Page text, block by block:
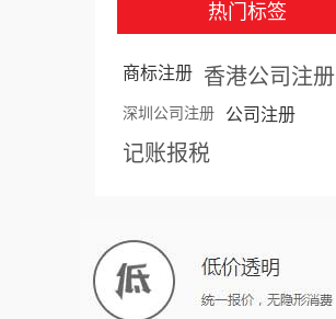
热门标签
商标注册 香港公司注册
深圳公司注册 公司注册
记账报税